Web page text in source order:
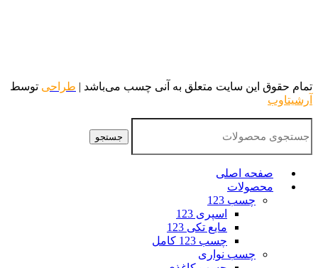
تمام حقوق این سایت متعلق به آنی چسب می‌باشد | طراحی توسط
آرشیتاوب
جستجو
صفحه اصلی
محصولات
چسب 123
اسپری 123
مایع تکی 123
چسب 123 کامل
چسب نواری